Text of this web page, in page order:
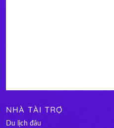
NHÀ TÀI TRỢ
Du lịch đâu